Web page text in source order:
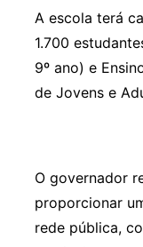
A escola terá
1.700
9º ano) e
de Jovens e
O governador
proporcionar
rede pública,